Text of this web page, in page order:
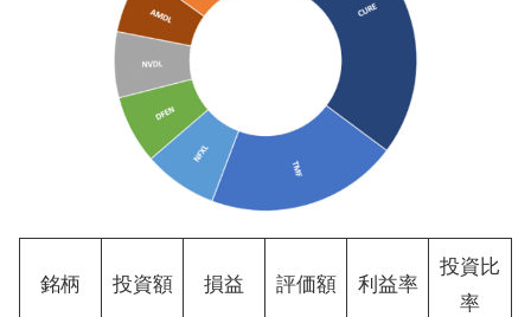
銘柄 投資額 損益 評価額 利益率
投資比
率